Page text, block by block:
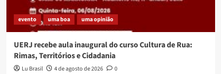
evento uma boa uma opinião
UERJ recebe aula inaugural do curso Cultura de Rua:
Rimas, Territórios e Cidadania
Lu Brasil 4 de agosto de 2026 0